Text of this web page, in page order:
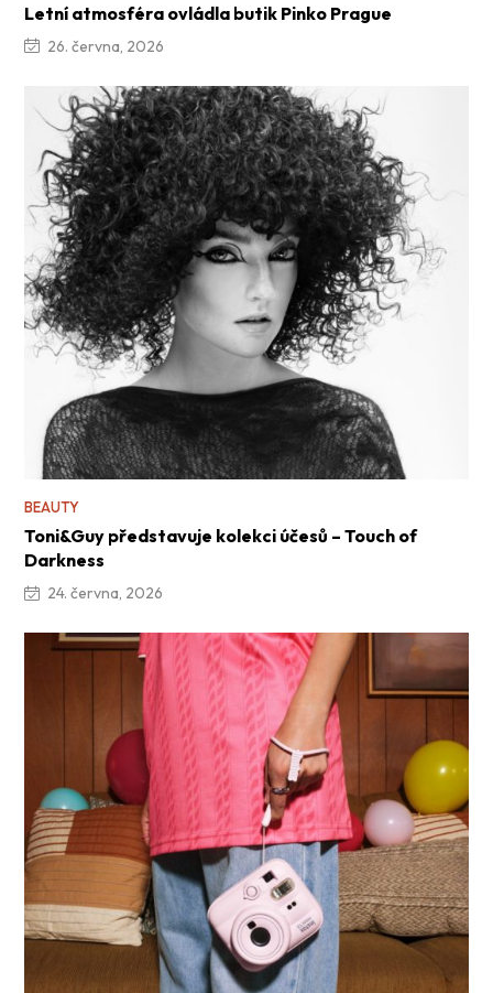
Letní atmosféra ovládla butik Pinko Prague
26. června, 2026
BEAUTY
Toni&Guy představuje kolekci účesů – Touch of
Darkness
24. června, 2026